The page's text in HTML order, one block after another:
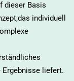
dieser Basis
individuell
Ergebnisse liefert.